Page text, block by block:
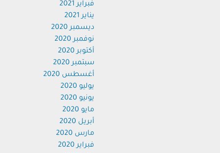
فبراير 2021
يناير 2021
ديسمبر 2020
نوفمبر 2020
أكتوبر 2020
سبتمبر 2020
أغسطس 2020
يوليو 2020
يونيو 2020
مايو 2020
أبريل 2020
مارس 2020
فبراير 2020